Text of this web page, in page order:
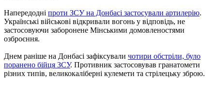
Напередодні проти ЗСУ на Донбасі застосували артилерію.
Українські військові відкривали вогонь у відповідь, не
застосовуючи заборонене Мінськими домовленостями
озброєння.
Днем раніше на Донбасі зафіксували чотири обстріли, було
поранено бійця ЗСУ. Противник застосовував гранатомети
різних типів, великокаліберні кулемети та стрілецьку зброю.